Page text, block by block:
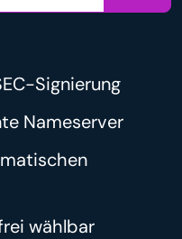
Signierung
Nameserver
wählbar